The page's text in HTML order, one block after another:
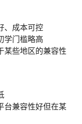
、成本可控
学门槛略高
某些地区的兼容性
台兼容性好但在某